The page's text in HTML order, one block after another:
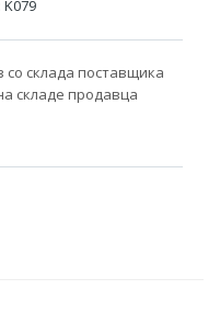
K079
склада поставщика
складе продавца